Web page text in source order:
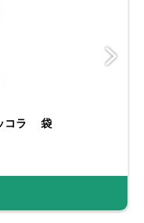
コラ 袋